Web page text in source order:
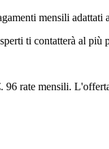
mensili
ti contatterà al più
96 rate mensili.